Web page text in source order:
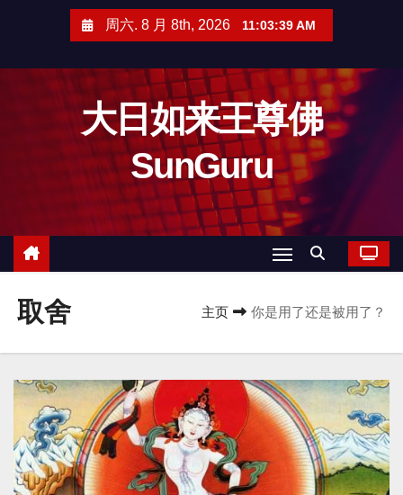
周六. 8 月 8th, 2026 11:03:39 AM
大日如来王尊佛
SunGuru
取舍 主页 你是用了还是被用了？